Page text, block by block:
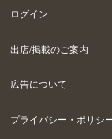
ログイン
出店/掲載のご案内
広告について
プライバシー・ポリシ